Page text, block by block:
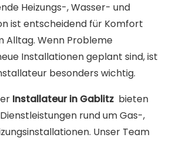
Heizungs-, Wasser- und
ist entscheidend für Komfort
Alltag. Wenn Probleme
Installationen geplant sind, ist
besonders wichtig.
Installateur in Gablitz bieten
rund um Gas-,
Unser Team